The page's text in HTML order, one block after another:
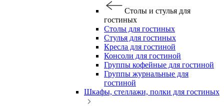
Столы и стулья для
гостиных
Столы для гостиных
Стулья для гостиных
Кресла для гостиной
Консоли для гостиной
Группы кофейные для гостиной
Группы журнальные для
гостиной
Шкафы, стеллажи, полки для гостиных